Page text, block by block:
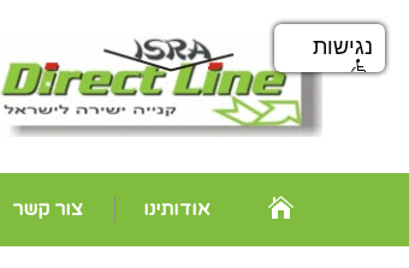
אודותינו צור קשר
נגישות